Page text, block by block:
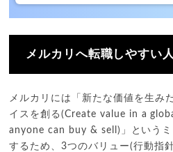
メルカリへ転職しやすい
メルカリには「新たな価値を生み
イスを創る(Create value in a
anyone can buy & sell)」という
するため、3つのバリュー(行動指